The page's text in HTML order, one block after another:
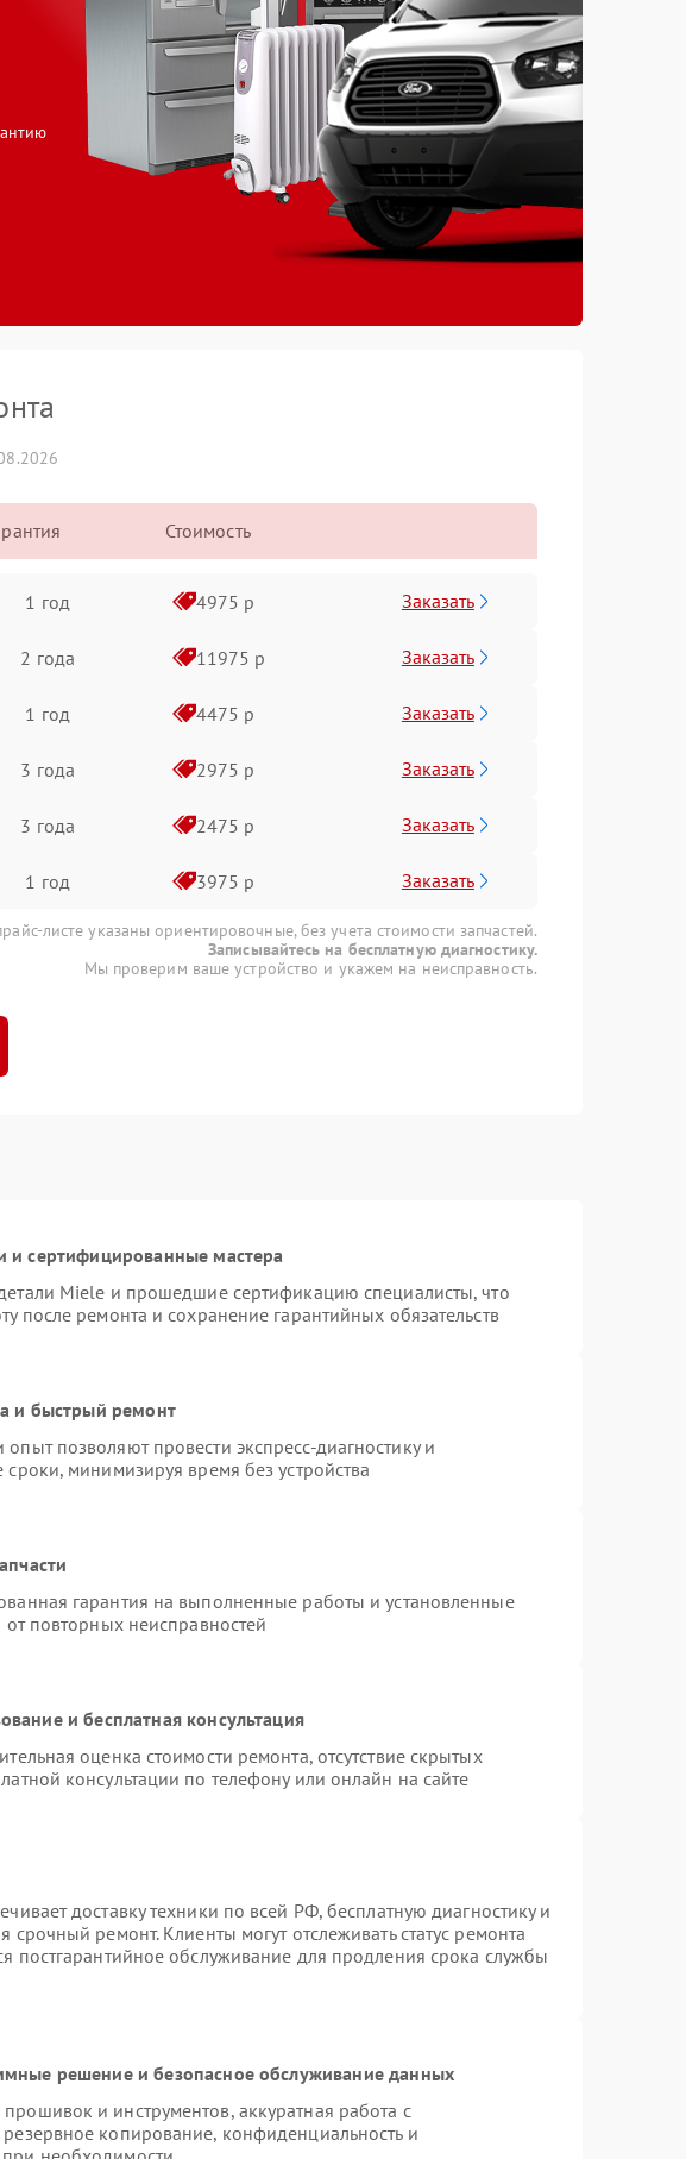
Стоимость
1 год 4975 р Заказать
2 года 11975 р Заказать
1 год 4475 р Заказать
3 года 2975 р Заказать
3 года 2475 р Заказать
1 год 3975 р Заказать
листе указаны ориентировочные, без учета стоимости запчастей.
Записывайтесь на бесплатную диагностику.
Мы проверим ваше устройство и укажем на неисправность.
и сертифицированные мастера
Miele и прошедшие сертификацию специалисты, что
после ремонта и сохранение гарантийных обязательств
и быстрый ремонт
позволяют провести экспресс-диагностику и
минимизируя время без устройства
гарантия на выполненные работы и установленные
повторных неисправностей
и бесплатная консультация
оценка стоимости ремонта, отсутствие скрытых
консультации по телефону или онлайн на сайте
доставку техники по всей РФ, бесплатную диагностику и
срочный ремонт. Клиенты могут отслеживать статус ремонта
постгарантийное обслуживание для продления срока службы
решение и безопасное обслуживание данных
и инструментов, аккуратная работа с
копирование, конфиденциальность и